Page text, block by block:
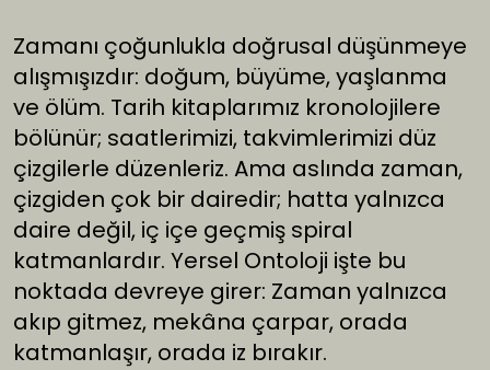
Zamanı çoğunlukla doğrusal düşünmeye
alışmışızdır: doğum, büyüme, yaşlanma
ve ölüm. Tarih kitaplarımız kronolojilere
bölünür; saatlerimizi, takvimlerimizi düz
çizgilerle düzenleriz. Ama aslında zaman,
çizgiden çok bir dairedir; hatta yalnızca
daire değil, iç içe geçmiş spiral
katmanlardır. Yersel Ontoloji işte bu
noktada devreye girer: Zaman yalnızca
akıp gitmez, mekâna çarpar, orada
katmanlaşır, orada iz bırakır.